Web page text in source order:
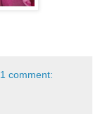
1 comment: